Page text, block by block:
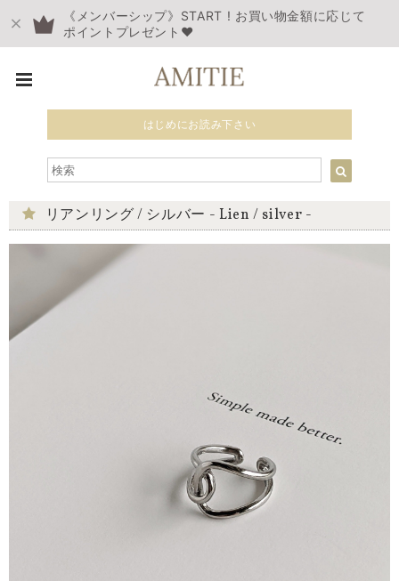
《メンバーシップ》START ! お買い物金額に応じて
ポイントプレゼント❤︎
はじめにお読み下さい
リアンリング / シルバー - Lien / silver -